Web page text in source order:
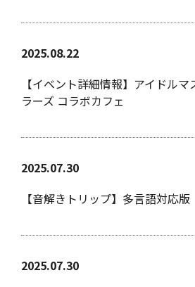
2025.08.22
【イベント詳細情報】アイドル
ラーズ コラボカフェ
2025.07.30
【音解きトリップ】多言語対応
2025.07.30